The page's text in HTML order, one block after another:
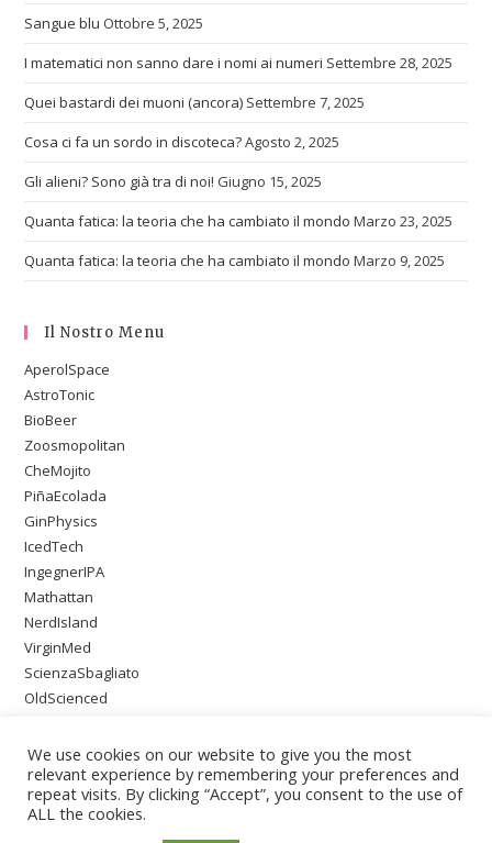
Sangue blu Ottobre 5, 2025
I matematici non sanno dare i nomi ai numeri Settembre 28, 2025
Quei bastardi dei muoni (ancora) Settembre 7, 2025
Cosa ci fa un sordo in discoteca?Agosto 2, 2025
Gli alieni? Sono già tra di noi! Giugno 15, 2025
Quanta fatica: la teoria che ha cambiato il mondo Marzo 23, 2025
Quanta fatica: la teoria che ha cambiato il mondo Marzo 9, 2025
Il Nostro Menu
AperolSpace
AstroTonic
BioBeer
Zoosmopolitan
CheMojito
PiñaEcolada
GinPhysics
IcedTech
IngegnerIPA
Mathattan
NerdIsland
VirginMed
ScienzaSbagliato
OldScienced
PsychoOnTheBeach
We use cookies on our website to give you the most
relevant experience by remembering your preferences and
repeat visits. By clicking “Accept”, you consent to the use of
ALL the cookies.